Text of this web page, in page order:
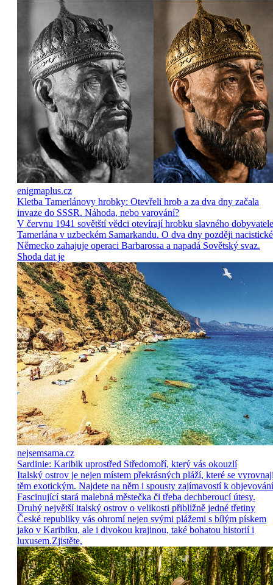
enigmaplus.cz
Kletba Tamerlánovy hrobky: Otevřeli hrob a za dva dny začala
invaze do SSSR. Náhoda, nebo varování?
V červnu 1941 sovětští vědci otevírají hrobku slavného dobyvatele
Tamerlána v uzbeckém Samarkandu. O dva dny později nacistické
Německo zahajuje operaci Barbarossa a napadá Sovětský svaz.
Shoda dat je
nejsemsama.cz
Sardinie: Karibik uprostřed Středomoří, který vás okouzlí
Italský ostrov je nejen místem překrásných pláží, které se
těm exotickým. Najdete na něm i spousty zajímavostí k
Fascinující stará malebná městečka či třeba dechberoucí útesy.
Druhý největší italský ostrov o velikosti přibližně jedné třetiny
České republiky vás ohromí nejen svými plážemi s bílým pískem
jako v Karibiku, ale i divokou krajinou, také bohatou historií i
luxusem.Zjistěte,